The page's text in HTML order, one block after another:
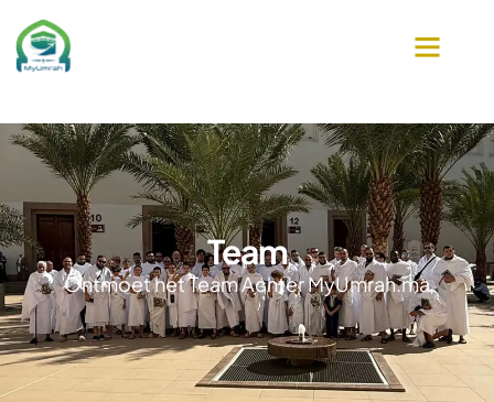
Team
Ontmoet het Team Achter MyUmrah.ma